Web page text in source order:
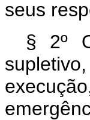
seus
§ 2º